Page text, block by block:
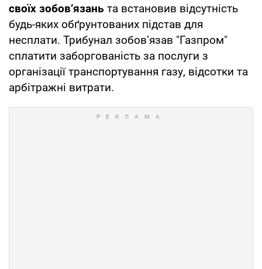
своїх зобов’язань та встановив відсутність
будь-яких обґрунтованих підстав для
несплати. Трибунал зобов’язав "Газпром"
сплатити заборгованість за послуги з
організації транспортування газу, відсотки та
арбітражні витрати.